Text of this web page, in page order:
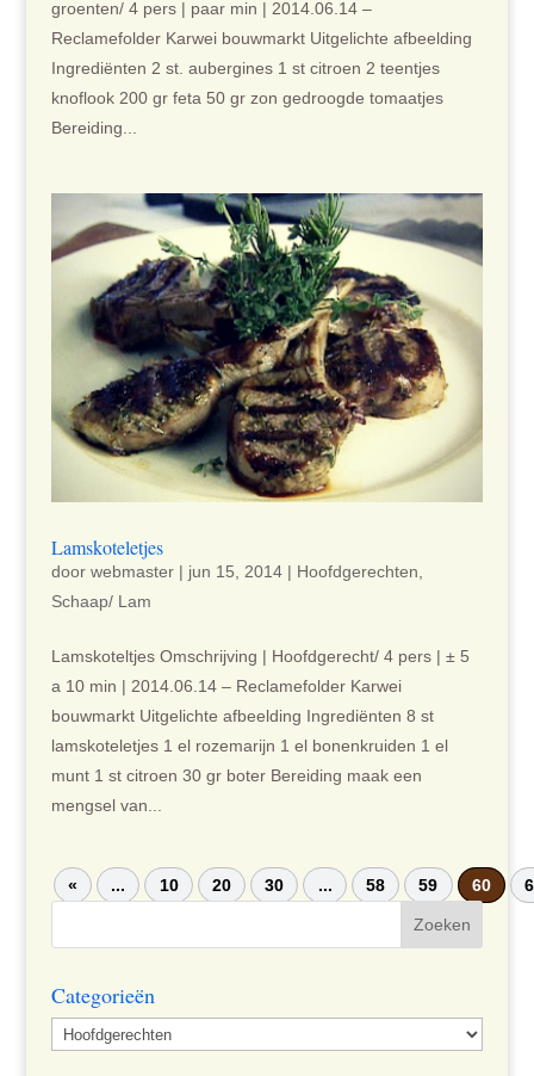
groenten/ 4 pers | paar min | 2014.06.14 –
Reclamefolder Karwei bouwmarkt Uitgelichte afbeelding
Ingrediënten 2 st. aubergines 1 st citroen 2 teentjes
knoflook 200 gr feta 50 gr zon gedroogde tomaatjes
Bereiding...
Lamskoteletjes
door webmaster| jun 15, 2014| Hoofdgerechten
Schaap/ Lam
Lamskoteltjes Omschrijving | Hoofdgerecht/ 4 pers | ± 5
a 10 min | 2014.06.14 – Reclamefolder Karwei
bouwmarkt Uitgelichte afbeelding Ingrediënten 8 st
lamskoteletjes 1 el rozemarijn 1 el bonenkruiden 1 el
munt 1 st citroen 30 gr boter Bereiding maak een
mengsel van...
« ... 10 20 30 ... 58 59 60
Categorieën
Categorieën